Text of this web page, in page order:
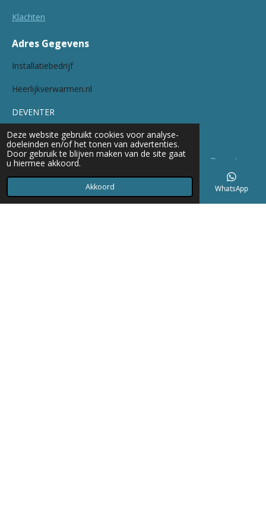
Deze website gebruikt cookies voor analyse-
doeleinden en/of het tonen van advertenties.
Door gebruik te blijven maken van de site gaat
u hiermee akkoord.
Akkoord
Klachten
Adres Gegevens
Installatiebedrijf
Heerlijkverwarmen.nl
DEVENTER
Werkgebieden:
oa Overijssel-Gelderland-Utrecht-Apeldoorn
Deventer
-Zutphen
Telefoonnummer WhatsApp